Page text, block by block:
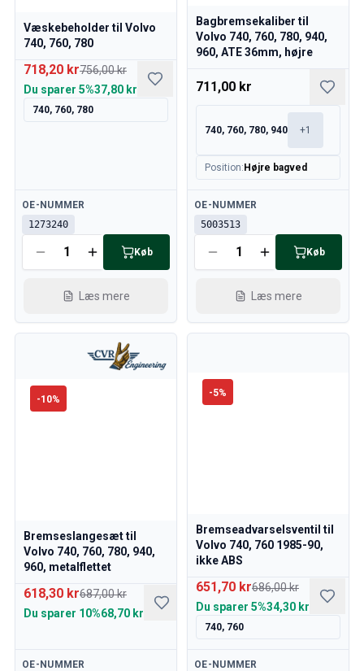
Væskebeholder til Volvo
740, 760, 780
718,20 kr756,00 kr
Du sparer 5%37,80 kr
740, 760, 780
Tilgængelig
OE-NUMMER
1273240
Køb
Læs mere
Bagbremsekaliber til
Volvo 740, 760, 780, 940,
960, ATE 36mm, højre
711,00 kr
740, 760, 780, 940 +1
Position: Højre bagved
Tilgængelig
OE-NUMMER
5003513
Køb
Læs mere
-10%
Bremseslangesæt til
Volvo 740, 760, 780, 940,
960, metalflettet
618,30 kr687,00 kr
Du sparer 10%68,70 kr
Tilgængelig
OE-NUMMER
-5%
Bremseadvarselsventil til
Volvo 740, 760 1985-90,
ikke ABS
651,70 kr686,00 kr
Du sparer 5%34,30 kr
740, 760
Tilgængelig
OE-NUMMER